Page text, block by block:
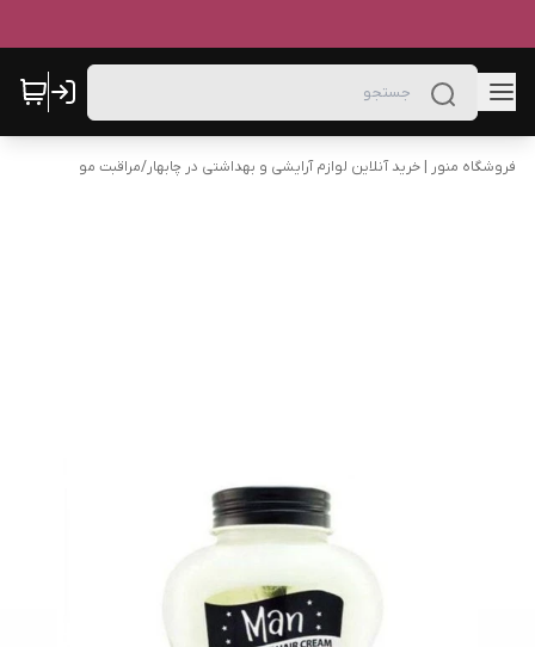
فروشگاه منور | خرید آنلاین لوازم آرایشی و بهداشتی در چابهار/مراقبت مو